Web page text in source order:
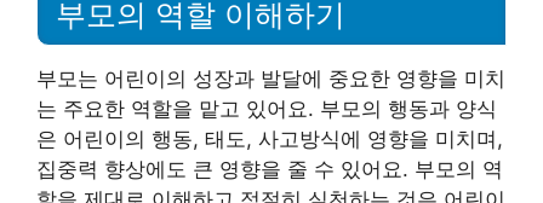
부모의 역할 이해하기
부모는 어린이의 성장과 발달에 중요한 영향을 미치
는 주요한 역할을 맡고 있어요. 부모의 행동과 양식
은 어린이의 행동, 태도, 사고방식에 영향을 미치며,
집중력 향상에도 큰 영향을 줄 수 있어요. 부모의 역